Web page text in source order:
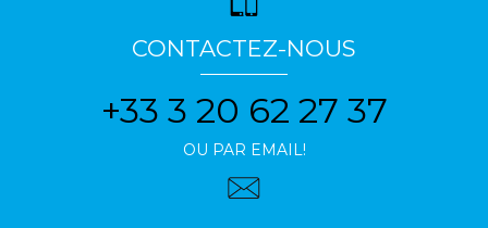
CONTACTEZ-NOUS
+33 3 20 62 27 37
OU PAR EMAIL!